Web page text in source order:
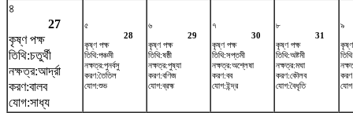
৪
27
কৃষ্ণ পক্ষ
তিথি:চতুর্থী
নক্ষত্র:আর্দ্রা
করণ:বালব
যোগ:সাধ্য
৫
28
কৃষ্ণ পক্ষ
তিথি:পঞ্চমী
নক্ষত্র:পুনর্বসু
করণ:তৈতিল
যোগ:শুভ
৬
29
কৃষ্ণ পক্ষ
তিথি:ষষ্ঠী
নক্ষত্র:পুষ্যা
করণ:বণিজ
যোগ:ব্রহ্ম
৭
30
কৃষ্ণ পক্ষ
তিথি:সপ্তমী
নক্ষত্র:অশ্লেষা
করণ:বব
যোগ:ইন্দ্র
৮
31
কৃষ্ণ পক্ষ
তিথি:অষ্টমী
নক্ষত্র:মঘা
করণ:কৌলব
যোগ:বৈধৃতি
৯